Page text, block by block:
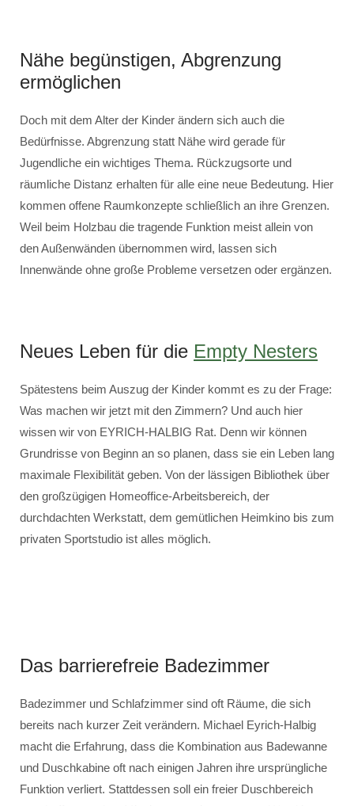
Nähe begünstigen, Abgrenzung
ermöglichen
Doch mit dem Alter der Kinder ändern sich auch die
Bedürfnisse. Abgrenzung statt Nähe wird gerade für
Jugendliche ein wichtiges Thema. Rückzugsorte und
räumliche Distanz erhalten für alle eine neue Bedeutung. Hier
kommen offene Raumkonzepte schließlich an ihre Grenzen.
Weil beim Holzbau die tragende Funktion meist allein von
den Außenwänden übernommen wird, lassen sich
Innenwände ohne große Probleme versetzen oder ergänzen.
Neues Leben für die Empty Nesters
Spätestens beim Auszug der Kinder kommt es zu der Frage:
Was machen wir jetzt mit den Zimmern? Und auch hier
wissen wir von EYRICH-HALBIG Rat. Denn wir können
Grundrisse von Beginn an so planen, dass sie ein Leben lang
maximale Flexibilität geben. Von der lässigen Bibliothek über
den großzügigen Homeoffice-Arbeitsbereich, der
durchdachten Werkstatt, dem gemütlichen Heimkino bis zum
privaten Sportstudio ist alles möglich.
Das barrierefreie Badezimmer
Badezimmer und Schlafzimmer sind oft Räume, die sich
bereits nach kurzer Zeit verändern. Michael Eyrich-Halbig
macht die Erfahrung, dass die Kombination aus Badewanne
und Duschkabine oft nach einigen Jahren ihre ursprüngliche
Funktion verliert. Stattdessen soll ein freier Duschbereich